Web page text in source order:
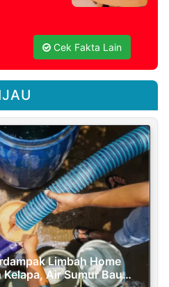
Cek Fakta Lain
Limbah Home
Air Sumur Bau